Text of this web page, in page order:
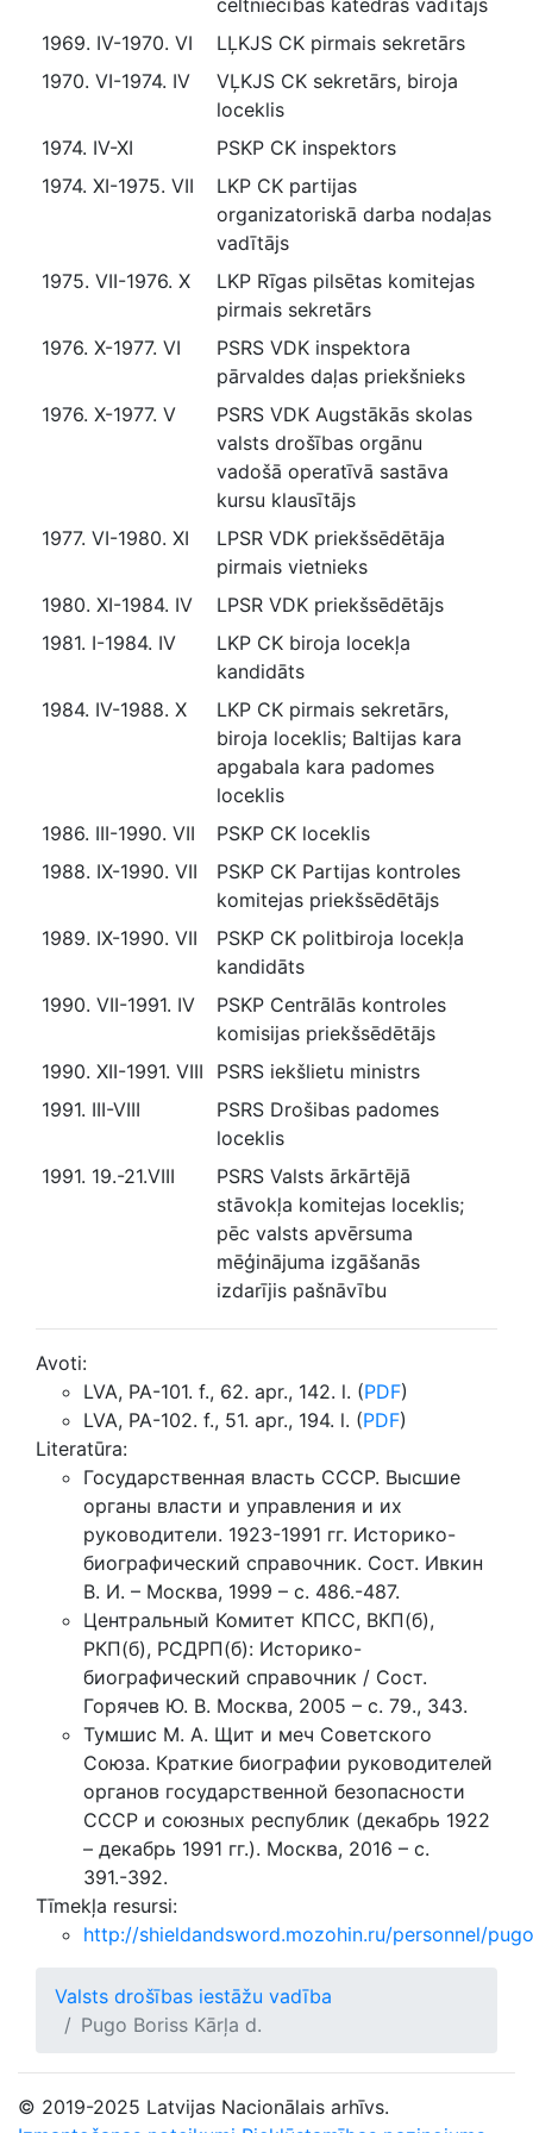
celtniecības katedras vadītājs
1969. IV-1970. VI
LĻKJS CK pirmais sekretārs
1970. VI-1974. IV
VĻKJS CK sekretārs, biroja
loceklis
1974. IV-XI
PSKP CK inspektors
1974. XI-1975. VII
LKP CK partijas
organizatoriskā darba nodaļas
vadītājs
1975. VII-1976. X
LKP Rīgas pilsētas komitejas
pirmais sekretārs
1976. X-1977. VI
PSRS VDK inspektora
pārvaldes daļas priekšnieks
1976. X-1977. V
PSRS VDK Augstākās skolas
valsts drošības orgānu
vadošā operatīvā sastāva
kursu klausītājs
1977. VI-1980. XI
LPSR VDK priekšsēdētāja
pirmais vietnieks
1980. XI-1984. IV
LPSR VDK priekšsēdētājs
1981. I-1984. IV
LKP CK biroja locekļa
kandidāts
1984. IV-1988. X
LKP CK pirmais sekretārs,
biroja loceklis; Baltijas kara
apgabala kara padomes
loceklis
1986. III-1990. VII
PSKP CK loceklis
1988. IX-1990. VII
PSKP CK Partijas kontroles
komitejas priekšsēdētājs
1989. IX-1990. VII
PSKP CK politbiroja locekļa
kandidāts
1990. VII-1991. IV
PSKP Centrālās kontroles
komisijas priekšsēdētājs
1990. XII-1991. VIII
PSRS iekšlietu ministrs
1991. III-VIII
PSRS Drošibas padomes
loceklis
1991. 19.-21.VIII
PSRS Valsts ārkārtējā
stāvokļa komitejas loceklis;
pēc valsts apvērsuma
mēģinājuma izgāšanās
izdarījis pašnāvību
Avoti:
LVA, PA-101. f., 62. apr., 142. l. (PDF)
LVA, PA-102. f., 51. apr., 194. l. (PDF)
Literatūra:
Государственная власть СССР. Высшие
органы власти и управления и их
руководители. 1923-1991 гг. Историко-
биографический справочник. Сост. Ивкин
В. И. – Москва, 1999 – с. 486.-487.
Центральный Комитет КПСС, ВКП(б),
РКП(б), РСДРП(б): Историко-
биографический справочник / Сост.
Горячев Ю. В. Москва, 2005 – с. 79., 343.
Тумшис М. А. Щит и меч Советского
Союза. Краткие биографии руководителей
органов государственной безопасности
СССР и союзных республик (декабрь 1922
– декабрь 1991 гг.). Москва, 2016 – с.
391.-392.
Tīmekļa resursi:
http://shieldandsword.mozohin.ru/personnel/
Valsts drošības iestāžu vadība
Pugo Boriss Kārļa d.
© 2019-2025 Latvijas Nacionālais arhīvs.